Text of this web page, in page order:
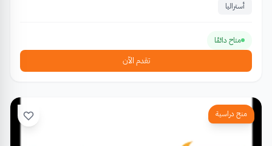
أستراليا
متاح دائمًا
تقدم الآن
منح دراسية